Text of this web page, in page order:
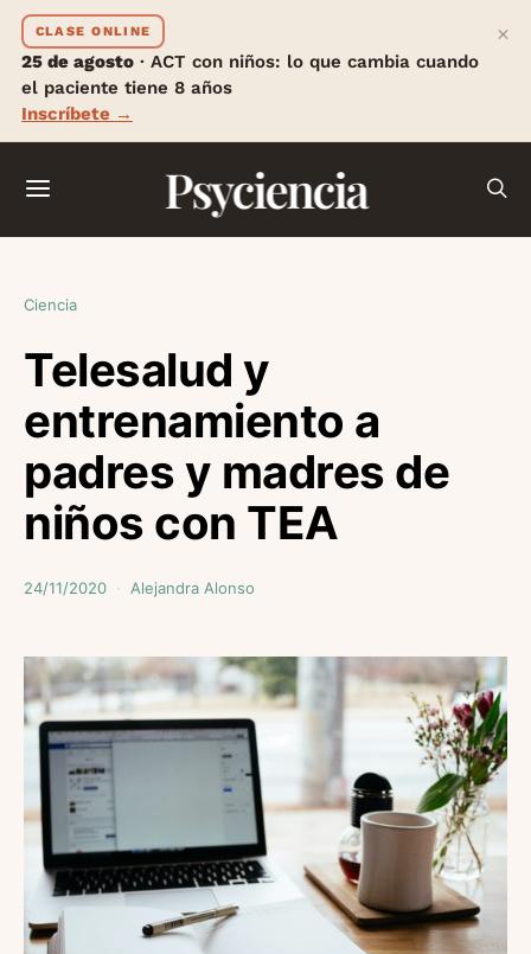
CLASE ONLINE
25 de agosto · ACT con niños: lo que cambia cuando
el paciente tiene 8 años
Inscríbete →
×
Psyciencia
Ciencia
Telesalud y
entrenamiento a
padres y madres de
niños con TEA
24/11/2020 Alejandra Alonso